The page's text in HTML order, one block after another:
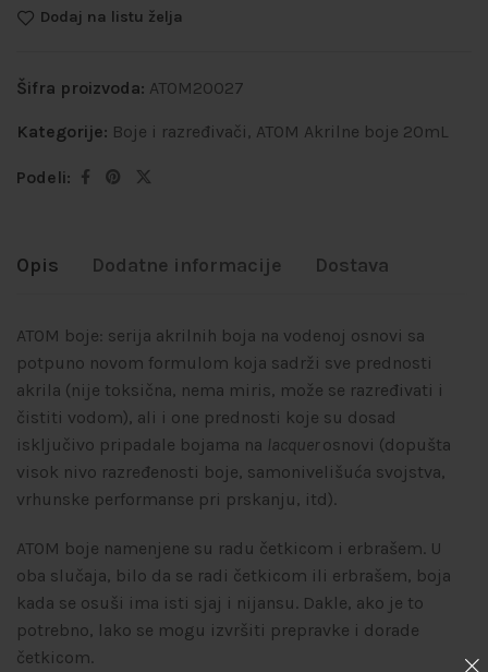
Dodaj na listu želja
Šifra proizvoda: ATOM20027
Kategorije: Boje i razređivači, ATOM Akrilne boje 20mL
Podeli:
Opis Dodatne informacije Dostava
ATOM boje: serija akrilnih boja na vodenoj osnovi sa
potpuno novom formulom koja sadrži sve prednosti
akrila (nije toksična, nema miris, može se razređivati i
čistiti vodom), ali i one prednosti koje su dosad
isključivo pripadale bojama na lacquerosnovi (dopušta
visok nivo razređenosti boje, samonivelišuća svojstva,
vrhunske performanse pri prskanju, itd).
ATOM boje namenjene su radu četkicom i erbrašem. U
oba slučaja, bilo da se radi četkicom ili erbrašem, boja
kada se osuši ima isti sjaj i nijansu. Dakle, ako je to
potrebno, lako se mogu izvršiti prepravke i dorade
četkicom.